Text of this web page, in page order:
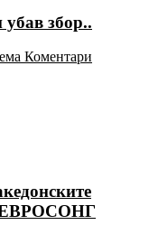
збор..
Коментари
ЕВРОСОНГ